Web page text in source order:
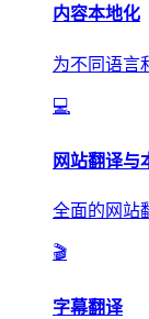
内容本地化
为不同语言
💻
网站翻译与
全面的网站
🎬
字幕翻译